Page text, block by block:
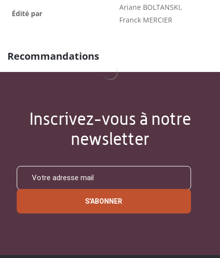
Édité par
Ariane BOLTANSKI,
Franck MERCIER
Recommandations
Inscrivez-vous à notre
newsletter
S'ABONNER